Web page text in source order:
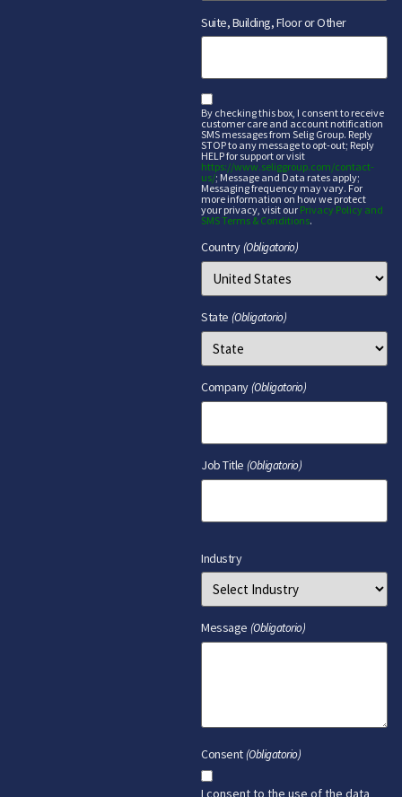
Suite, Building, Floor or Other
sms
By checking this box, I consent to receive
customer care and account notification
SMS messages from Selig Group. Reply
STOP to any message to opt-out; Reply
HELP for support or visit
https://www.seliggroup.com/contact-
us/; Message and Data rates apply;
Messaging frequency may vary. For
more information on how we protect
your privacy, visit our Privacy Policy and
SMS Terms & Conditions.
Country (Obligatorio)
State (Obligatorio)
Company (Obligatorio)
Job Title (Obligatorio)
Industry
Message (Obligatorio)
Consent (Obligatorio)
I consent to the use of the data